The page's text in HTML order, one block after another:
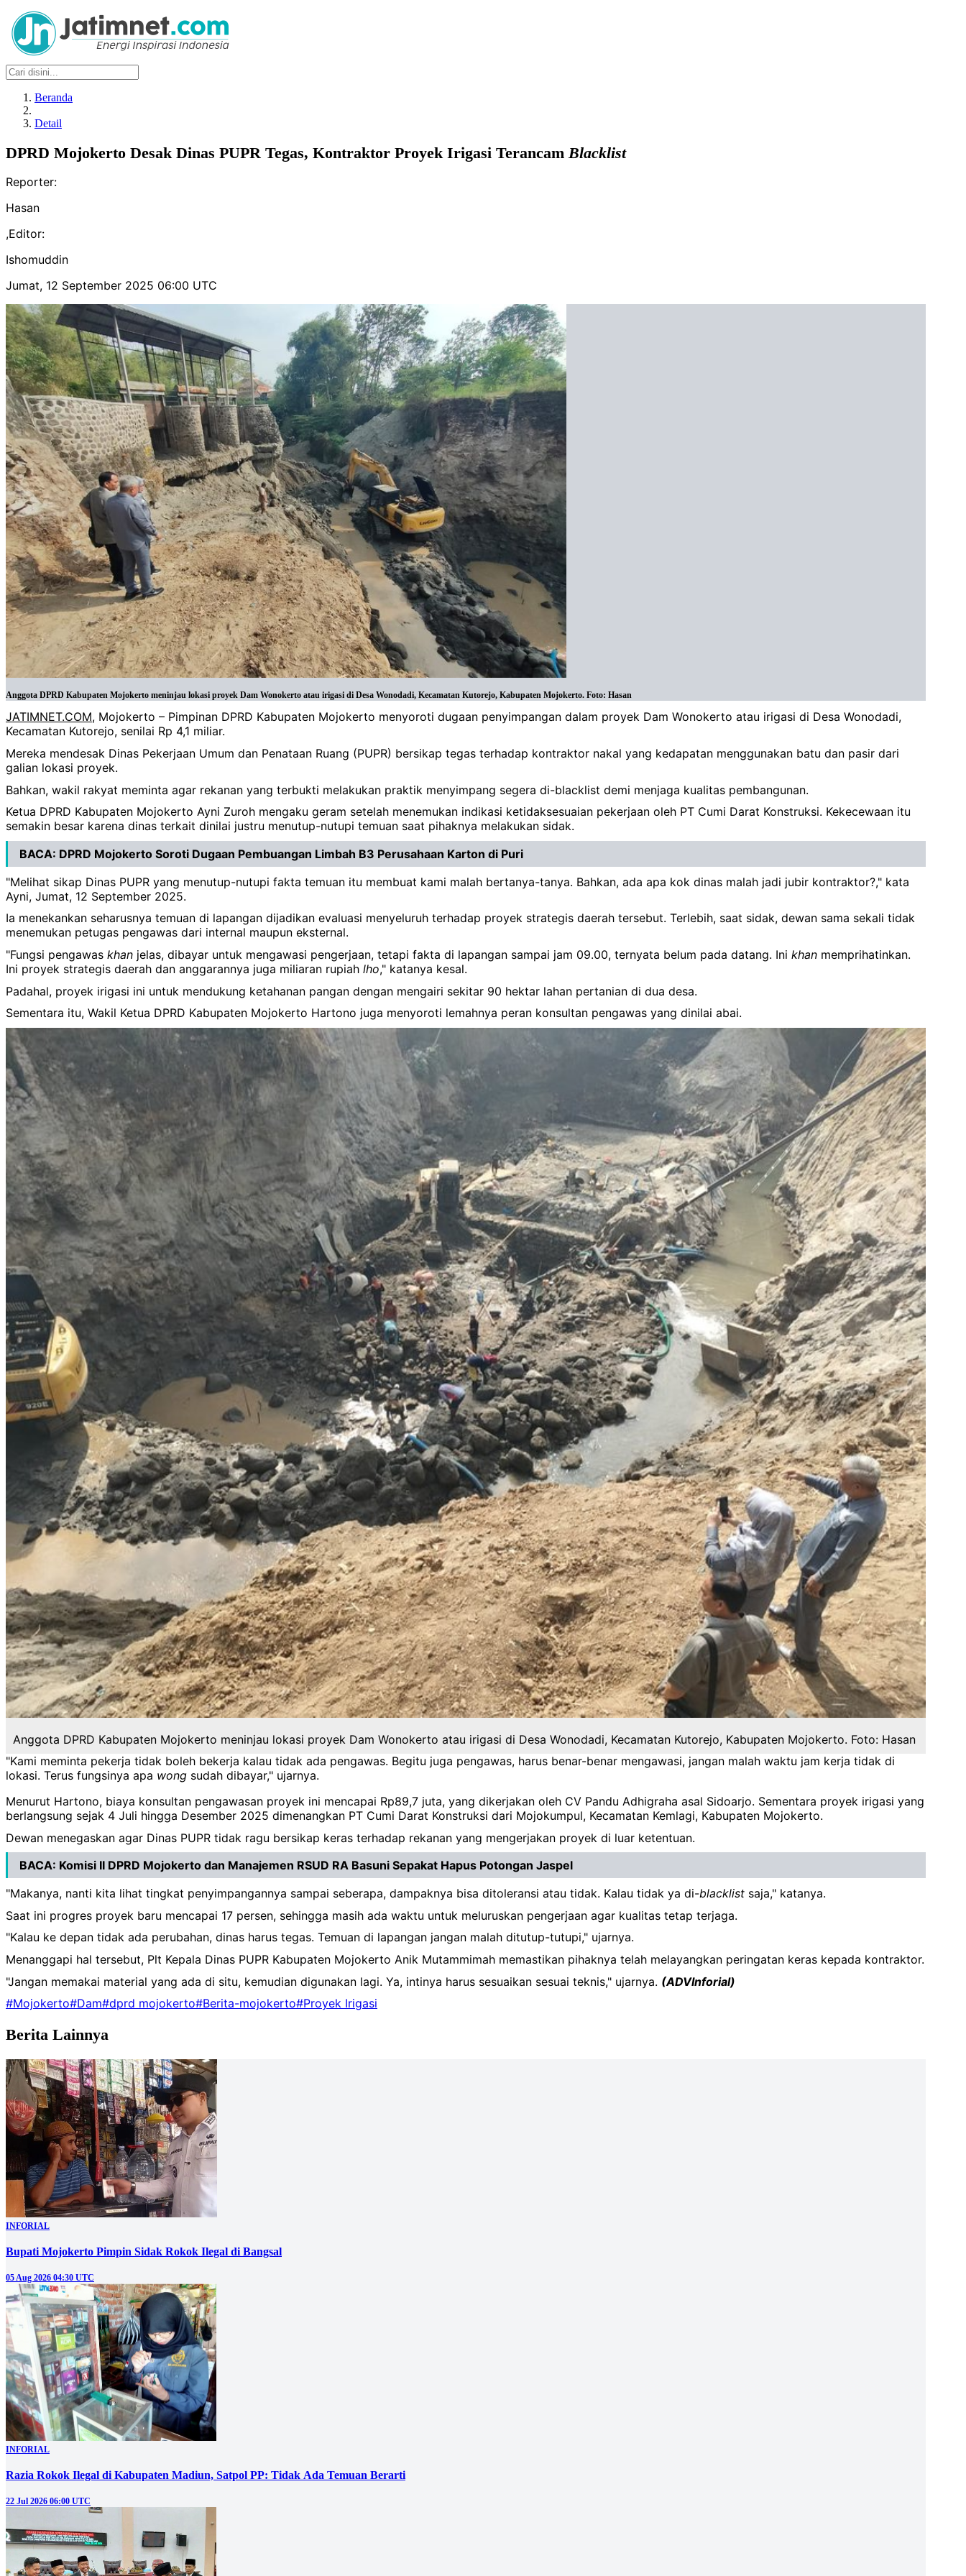
Beranda
Detail
DPRD Mojokerto Desak Dinas PUPR Tegas, Kontraktor Proyek Irigasi TerancamBlacklist
Reporter:
Hasan
,Editor:
Ishomuddin
Jumat, 12 September 2025 06:00 UTC
Anggota DPRD Kabupaten Mojokerto meninjau lokasi proyek Dam Wonokerto atau irigasi di Desa Wonodadi, Kecamatan Kutorejo, Kabupaten Mojokerto. Foto: Hasan
JATIMNET.COM, Mojokerto – Pimpinan DPRD Kabupaten Mojokerto menyoroti dugaan penyimpangan dalam proyek Dam Wonokerto atau irigasi di Desa Wonodadi,
Kecamatan Kutorejo, senilai Rp 4,1 miliar.
Mereka mendesak Dinas Pekerjaan Umum dan Penataan Ruang (PUPR) bersikap tegas terhadap kontraktor nakal yang kedapatan menggunakan batu dan pasir dari
galian lokasi proyek.
Bahkan, wakil rakyat meminta agar rekanan yang terbukti melakukan praktik menyimpang segera di-blacklist demi menjaga kualitas pembangunan.
Ketua DPRD Kabupaten Mojokerto Ayni Zuroh mengaku geram setelah menemukan indikasi ketidaksesuaian pekerjaan oleh PT Cumi Darat Konstruksi. Kekecewaan itu
semakin besar karena dinas terkait dinilai justru menutup-nutupi temuan saat pihaknya melakukan sidak.
BACA: DPRD Mojokerto Soroti Dugaan Pembuangan Limbah B3 Perusahaan Karton di Puri
"Melihat sikap Dinas PUPR yang menutup-nutupi fakta temuan itu membuat kami malah bertanya-tanya. Bahkan, ada apa kok dinas malah jadi jubir kontraktor?," kata
Ayni, Jumat, 12 September 2025.
Ia menekankan seharusnya temuan di lapangan dijadikan evaluasi menyeluruh terhadap proyek strategis daerah tersebut. Terlebih, saat sidak, dewan sama sekali tidak
menemukan petugas pengawas dari internal maupun eksternal.
"Fungsi pengawas khan jelas, dibayar untuk mengawasi pengerjaan, tetapi fakta di lapangan sampai jam 09.00, ternyata belum pada datang. Ini khan memprihatinkan.
Ini proyek strategis daerah dan anggarannya juga miliaran rupiah lho," katanya kesal.
Padahal, proyek irigasi ini untuk mendukung ketahanan pangan dengan mengairi sekitar 90 hektar lahan pertanian di dua desa.
Sementara itu, Wakil Ketua DPRD Kabupaten Mojokerto Hartono juga menyoroti lemahnya peran konsultan pengawas yang dinilai abai.
Anggota DPRD Kabupaten Mojokerto meninjau lokasi proyek Dam Wonokerto atau irigasi di Desa Wonodadi, Kecamatan Kutorejo, Kabupaten Mojokerto. Foto: Hasan
"Kami meminta pekerja tidak boleh bekerja kalau tidak ada pengawas. Begitu juga pengawas, harus benar-benar mengawasi, jangan malah waktu jam kerja tidak di
lokasi. Terus fungsinya apa wong sudah dibayar," ujarnya.
Menurut Hartono, biaya konsultan pengawasan proyek ini mencapai Rp89,7 juta, yang dikerjakan oleh CV Pandu Adhigraha asal Sidoarjo. Sementara proyek irigasi yang
berlangsung sejak 4 Juli hingga Desember 2025 dimenangkan PT Cumi Darat Konstruksi dari Mojokumpul, Kecamatan Kemlagi, Kabupaten Mojokerto.
Dewan menegaskan agar Dinas PUPR tidak ragu bersikap keras terhadap rekanan yang mengerjakan proyek di luar ketentuan.
BACA: Komisi II DPRD Mojokerto dan Manajemen RSUD RA Basuni Sepakat Hapus Potongan Jaspel
"Makanya, nanti kita lihat tingkat penyimpangannya sampai seberapa, dampaknya bisa ditoleransi atau tidak. Kalau tidak ya di-blacklist saja," katanya.
Saat ini progres proyek baru mencapai 17 persen, sehingga masih ada waktu untuk meluruskan pengerjaan agar kualitas tetap terjaga.
"Kalau ke depan tidak ada perubahan, dinas harus tegas. Temuan di lapangan jangan malah ditutup-tutupi," ujarnya.
Menanggapi hal tersebut, Plt Kepala Dinas PUPR Kabupaten Mojokerto Anik Mutammimah memastikan pihaknya telah melayangkan peringatan keras kepada kontraktor.
"Jangan memakai material yang ada di situ, kemudian digunakan lagi. Ya, intinya harus sesuaikan sesuai teknis," ujarnya. (ADVInforial)
#Mojokerto#Dam#dprd mojokerto#Berita-mojokerto#Proyek Irigasi
Berita Lainnya
INFORIAL
Bupati Mojokerto Pimpin Sidak Rokok Ilegal di Bangsal
05 Aug 2026 04:30 UTC
INFORIAL
Razia Rokok Ilegal di Kabupaten Madiun, Satpol PP: Tidak Ada Temuan Berarti
22 Jul 2026 06:00 UTC